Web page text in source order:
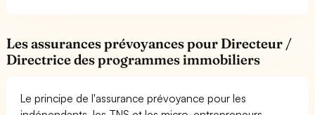
Les assurances prévoyances pour Directeur /
Directrice des programmes immobiliers
Le principe de l'assurance prévoyance pour les